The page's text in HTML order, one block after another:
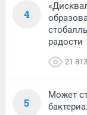
4
радости
21 813
5
Может